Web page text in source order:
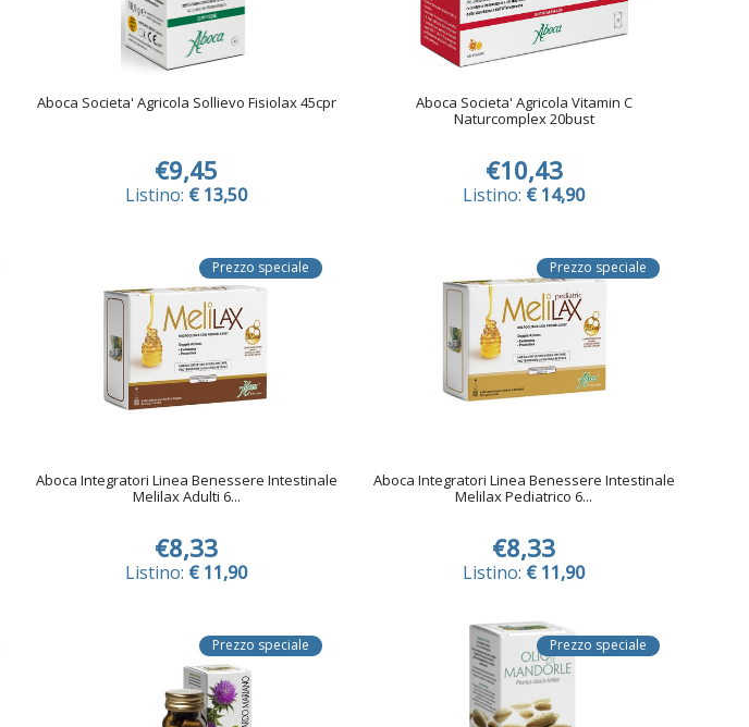
Aboca Societa' Agricola Sollievo Fisiolax 45cpr
€9,45
Listino: € 13,50
Aboca Societa' Agricola Vitamin C
Naturcomplex 20bust
€10,43
Listino: € 14,90
Prezzo speciale
Aboca Integratori Linea Benessere Intestinale
Melilax Adulti 6...
€8,33
Listino: € 11,90
Prezzo speciale
Aboca Integratori Linea Benessere Intestinale
Melilax Pediatrico 6...
€8,33
Listino: € 11,90
Prezzo speciale Prezzo speciale